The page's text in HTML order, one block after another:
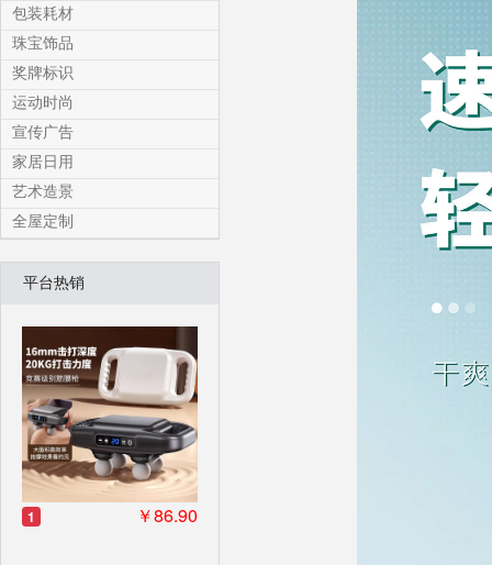
包装耗材
珠宝饰品
奖牌标识
运动时尚
宣传广告
家居日用
艺术造景
全屋定制
平台热销
1 ￥86.90